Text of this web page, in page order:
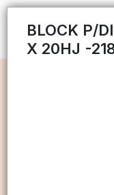
BLOCK P/
X 20HJ -